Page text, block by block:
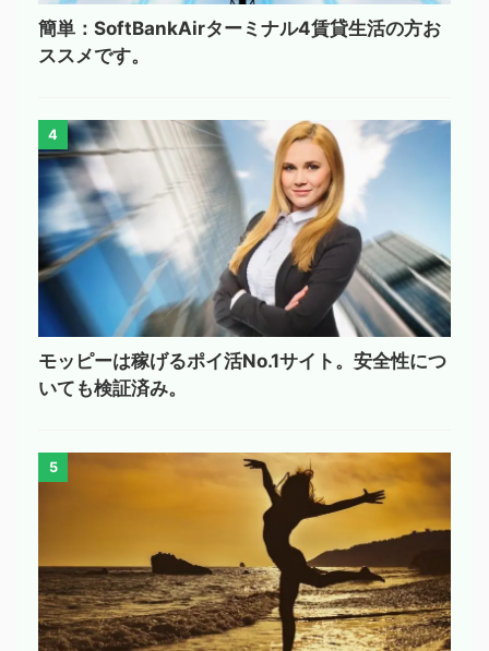
簡単：SoftBankAirターミナル4賃貸生活の方お
ススメです。
4
モッピーは稼げるポイ活No.1サイト。安全性につ
いても検証済み。
5